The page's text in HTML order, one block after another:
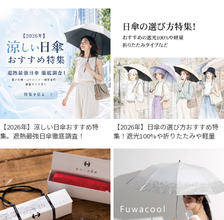
【2026年】涼しい日傘おすすめ特
集。遮熱最強日傘徹底調査！
【2026年】日傘の選び方おすすめ特
集！遮光100%や折りたたみや軽量